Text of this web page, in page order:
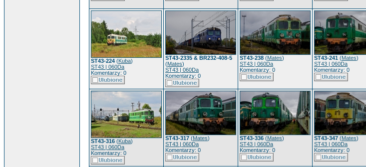
ST43-224 (Kuba)
ST43 | 060Da
Komentarzy: 0
ST43-2335 & BR232-408-5
(Mates)
ST43 | 060Da
Komentarzy: 0
ST43-238 (Mates)
ST43 | 060Da
Komentarzy: 0
ST43-241 (Mates)
ST43 | 060Da
Komentarzy: 0
ST43-316 (Kuba)
ST43 | 060Da
Komentarzy: 0
ST43-317 (Mates)
ST43 | 060Da
Komentarzy: 0
ST43-336 (Mates)
ST43 | 060Da
Komentarzy: 0
ST43-347 (Mates)
ST43 | 060Da
Komentarzy: 0